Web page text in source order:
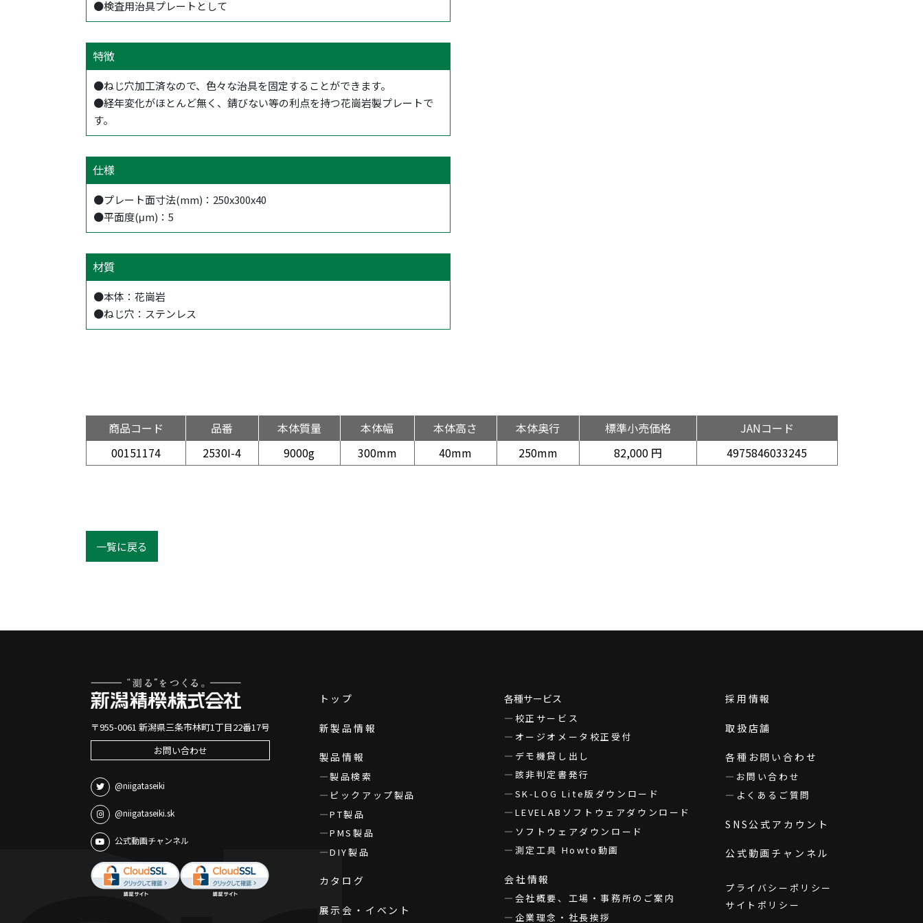
●検査用治具プレートとして
特徴
●ねじ穴加工済なので、色々な治具を固定することができます。
●経年変化がほとんど無く、錆びない等の利点を持つ花崗岩製プレートで
す。
仕様
●プレート面寸法(mm)：250x300x40
●平面度(μm)：5
材質
●本体：花崗岩
●ねじ穴：ステンレス
商品コード 品番 本体質量 本体幅 本体高さ 本体奥行 標準小売価格
JANコード
00151174
2530I-4 9000g 300mm 40mm 250mm 82,000 円 4975846033245
一覧に戻る
〒955-0061 新潟県三条市林町1丁目22番17号
お問い合わせ
@niigataseiki
@niigataseiki.sk
公式動画チャンネル
トップ
新製品情報
製品情報
製品検索
ピックアップ製品
PT製品
PMS製品
DIY製品
カタログ
展示会・イベント
各種サービス
校正サービス
オージオメータ校正受付
デモ機貸し出し
該非判定書発行
SK-LOG Lite版ダウンロード
LEVELABソフトウェアダウンロード
ソフトウェアダウンロード
測定工具 Howto動画
会社情報
会社概要、工場・事務所のご案内
企業理念・社長挨拶
採用情報
取扱店舗
各種お問い合わせ
お問い合わせ
よくあるご質問
SNS公式アカウント
公式動画チャンネル
プライバシーポリシー
サイトポリシー